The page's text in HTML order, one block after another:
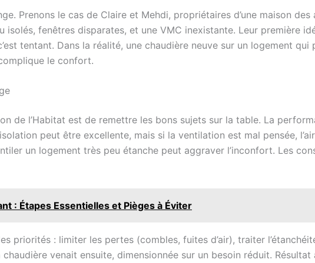
Prenons le cas de Claire et Mehdi, propriétaires d’une maison des
fenêtres disparates, et une VMC inexistante. Leur première
tentant. Dans la réalité, une chaudière neuve sur un logement
le confort.
de l’Habitat est de remettre les bons sujets sur la table. La
peut être excellente, mais si la ventilation est mal pensée,
un logement très peu étanche peut aggraver l’inconfort. Les
: Étapes Essentielles et Pièges à Éviter
priorités : limiter les pertes (combles, fuites d’air), traiter
venait ensuite, dimensionnée sur un besoin réduit.